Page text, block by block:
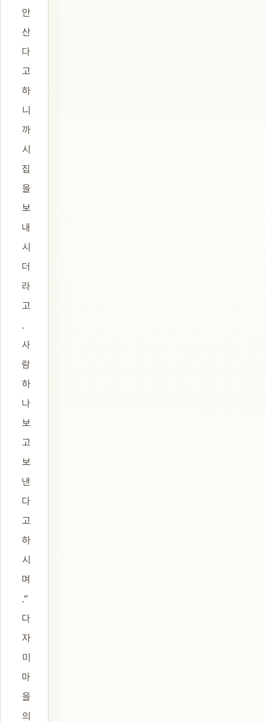
안
산
다
고
하
니
까
시
집
을
보
내
시
더
라
고
.
사
람
하
나
보
고
보
낸
다
고
하
시
며
.”
다
자
미
마
을
의